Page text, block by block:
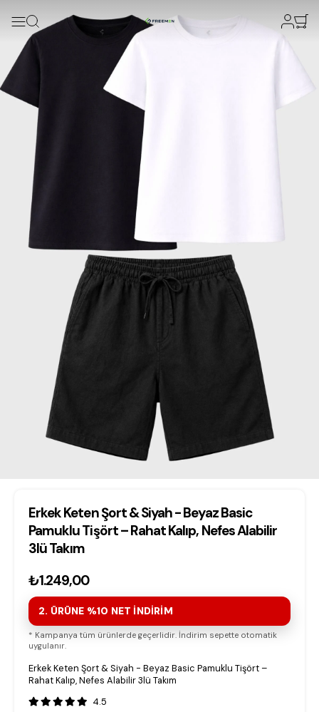
Erkek Keten Şort & Siyah - Beyaz Basic
Pamuklu Tişört – Rahat Kalıp, Nefes Alabilir
3lü Takım
₺1.249,00
2. ÜRÜNE %10 NET İNDİRİM
* Kampanya tüm ürünlerde geçerlidir. İndirim sepette otomatik
uygulanır.
Erkek Keten Şort & Siyah - Beyaz Basic Pamuklu Tişört –
Rahat Kalıp, Nefes Alabilir 3lü Takım
4.5